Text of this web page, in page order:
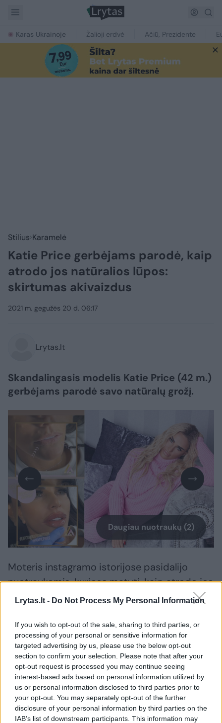
Lrytas.lt - Do Not Process My Personal Information
If you wish to opt-out of the sale, sharing to third parties, or
processing of your personal or sensitive information for
targeted advertising by us, please use the below opt-out
section to confirm your selection. Please note that after your
opt-out request is processed you may continue seeing
interest-based ads based on personal information utilized by
us or personal information disclosed to third parties prior to
your opt-out. You may separately opt-out of the further
disclosure of your personal information by third parties on the
IAB’s list of downstream participants. This information may
Karas Ukrainoje Žalioji erdvė Ačiū, Prezidente
Stilius Karamelė
Katie Price gerbėjams parodė, kaip
atrodo jos natūralios lūpos:
skirtumas akivaizdus
2021 m. gegužės 20 d. 06:17
Lrytas.lt
Skandalingasis modelis Katie Price (42 m.)
gerbėjams parodė savo natūralų grožį.
Daugiau nuotraukų (2)
Moteris instagramo istorijose pasidalijo
nuotraukomis, kuriose matyti, kaip atrodo jos
natūralios lūpos.
„Tai visiškai ištirpo“, – šalia natūralių lūpų
nuotraukos rašė moteris.
Tačiau natūralios jos buvo neilgai. Kitoje
nuotraukoje moteris pasirodė po procedūros
– lūpos tapo ženkliai putlesnės.